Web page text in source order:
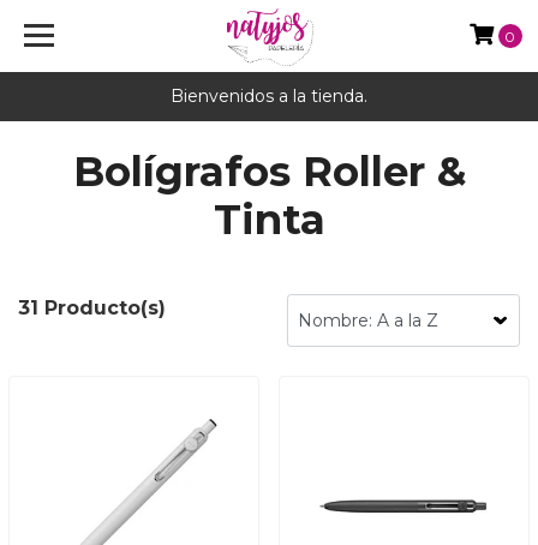
Bienvenidos a la tienda.
0
Bolígrafos Roller &
Tinta
31 Producto(s)